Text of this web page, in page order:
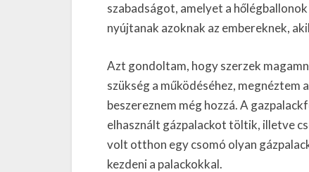
szabadságot, amelyet a
nyújtanak azoknak az embereknek,
Azt gondoltam, hogy szerzek
szükség a működéséhez,
beszereznem még hozzá. A
elhasznált gázpalackot töltik, illetve
volt otthon egy csomó olyan
kezdeni a palackokkal.